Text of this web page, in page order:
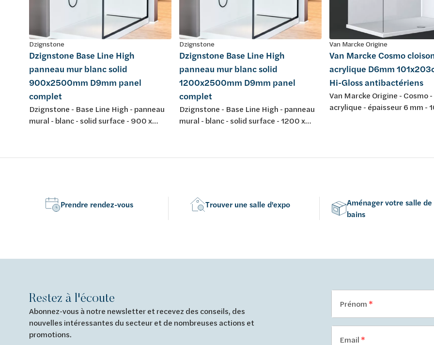
Dzignstone
Dzignstone Base Line High
panneau mur blanc solid
900x2500mm D9mm panel
complet
Dzignstone - Base Line High - panneau
mural - blanc - solid surface - 900 x
l'installation avec Solid Filler et Solid
Dzignstone
Dzignstone Base Line High
panneau mur blanc solid
1200x2500mm D9mm panel
complet
Dzignstone - Base Line High - panneau
mural - blanc - solid surface - 1200 x
l'installation avec Solid Filler et Solid
Van Marcke Origine
Van Marcke Cosmo
acrylique D6mm
Hi-Gloss antibactériens
Van Marcke Origine - Cosmo
acrylique - épaisseur 6 mm -
Prendre rendez-vous Trouver une salle d'expo
Aménager votre salle de
bains
Restez à l'écoute
Abonnez-vous à notre newsletter et recevez des conseils, des
nouvelles intéressantes du secteur et de nombreuses actions et
promotions.
Prénom
Email